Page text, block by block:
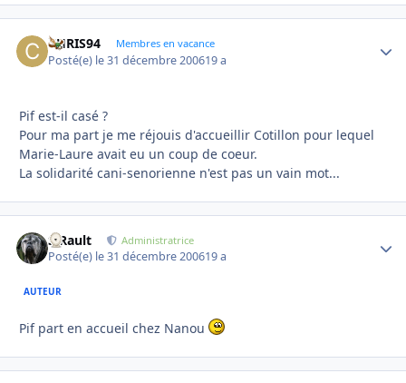
CHRIS94 Membres en vacance
Posté(e) le 31 décembre 200619 a
Pif est-il casé ?
Pour ma part je me réjouis d'accueillir Cotillon pour lequel
Marie-Laure avait eu un coup de coeur.
La solidarité cani-senorienne n'est pas un vain mot...
S.Rault Administratrice
Posté(e) le 31 décembre 200619 a
AUTEUR
Pif part en accueil chez Nanou